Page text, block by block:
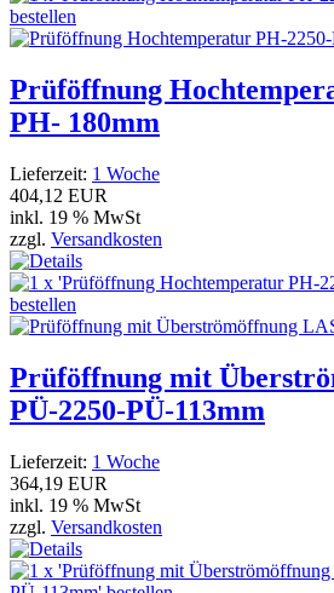
Prüföffnung
PH- 180mm
Lieferzeit: 1 Woche
404,12 EUR
inkl. 19 % MwSt
zzgl. Versandkosten
Prüföffnung mit
PÜ-2250-PÜ-113mm
Lieferzeit: 1 Woche
364,19 EUR
inkl. 19 % MwSt
zzgl. Versandkosten